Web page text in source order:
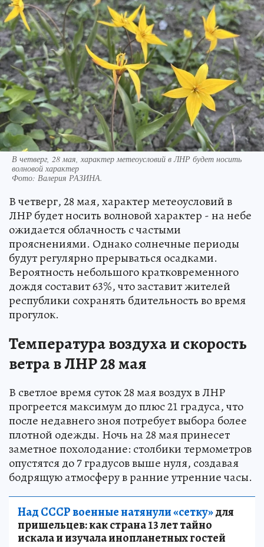
В четверг, 28 мая, характер метеоусловий в ЛНР будет носить
волновой характер
Фото: Валерия РАЗИНА.
В четверг, 28 мая, характер метеоусловий в
ЛНР будет носить волновой характер - на небе
ожидается облачность с частыми
прояснениями. Однако солнечные периоды
будут регулярно прерываться осадками.
Вероятность небольшого кратковременного
дождя составит 63%, что заставит жителей
республики сохранять бдительность во время
прогулок.
Температура воздуха и скорость
ветра в ЛНР 28 мая
В светлое время суток 28 мая воздух в ЛНР
прогреется максимум до плюс 21 градуса, что
после недавнего зноя потребует выбора более
плотной одежды. Ночь на 28 мая принесет
заметное похолодание: столбики термометров
опустятся до 7 градусов выше нуля, создавая
бодрящую атмосферу в ранние утренние часы.
Над СССР военные натянули «сетку»для
пришельцев: как страна 13 лет тайно
искала и изучала инопланетных гостей